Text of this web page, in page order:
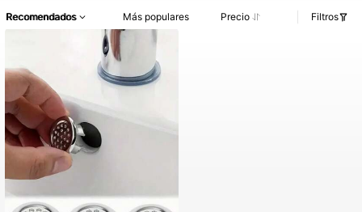
Recomendados Más populares Precio Filtros